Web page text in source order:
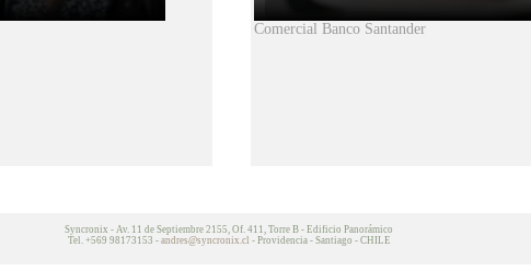
Comercial Banco Santander
Syncronix - Av. 11 de Septiembre 2155, Of. 411, Torre B - Edificio Panorámico
Tel. +569 98173153 - andres@syncronix.cl - Providencia - Santiago - CHILE